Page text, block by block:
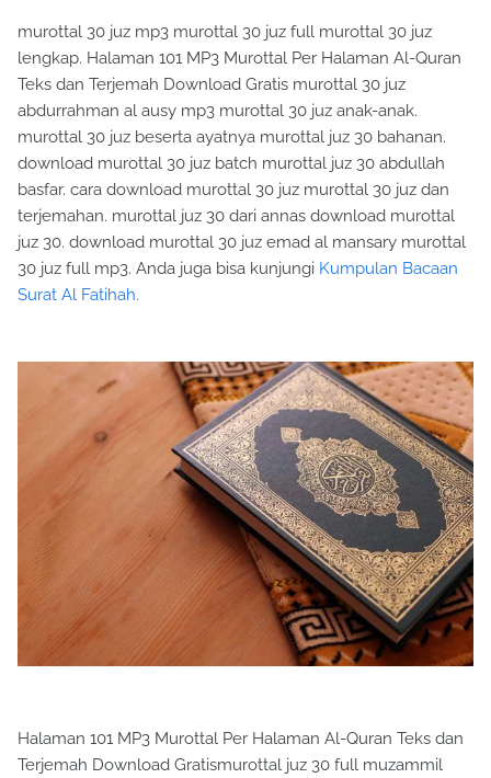
murottal 30 juz mp3 murottal 30 juz full murottal 30 juz
lengkap. Halaman 101 MP3 Murottal Per Halaman Al-Quran
Teks dan Terjemah Download Gratis murottal 30 juz
abdurrahman al ausy mp3 murottal 30 juz anak-anak.
murottal 30 juz beserta ayatnya murottal juz 30 bahanan.
download murottal 30 juz batch murottal juz 30 abdullah
basfar. cara download murottal 30 juz murottal 30 juz dan
terjemahan. murottal juz 30 dari annas download murottal
juz 30. download murottal 30 juz emad al mansary murottal
30 juz full mp3. Anda juga bisa kunjungi Kumpulan Bacaan
Surat Al Fatihah.
Halaman 101 MP3 Murottal Per Halaman Al-Quran Teks dan
Terjemah Download Gratismurottal juz 30 full muzammil